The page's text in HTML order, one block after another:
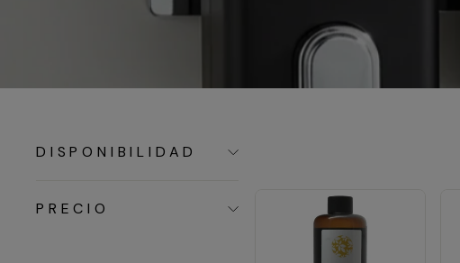
DISPONIBILIDAD
PRECIO